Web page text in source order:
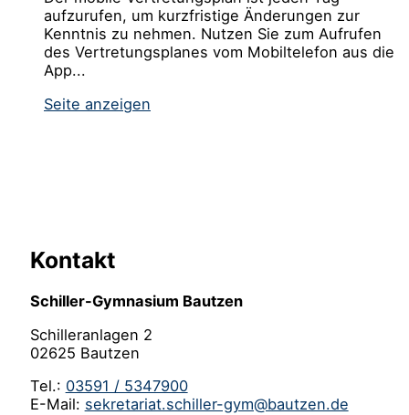
aufzurufen, um kurzfristige Änderungen zur
Kenntnis zu nehmen. Nutzen Sie zum Aufrufen
des Vertretungsplanes vom Mobiltelefon aus die
App...
Seite anzeigen
Kontakt
Schiller-Gymnasium Bautzen
Schilleranlagen 2
02625 Bautzen
Tel.: 03591 / 5347900
E-Mail: sekretariat.schiller-gym@bautzen.de